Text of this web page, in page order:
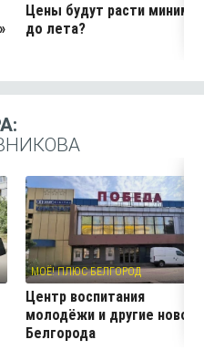
Цены будут расти
до лета?
МОЁ! ПЛЮС БЕЛГОРОД
Центр воспитания
молодёжи и другие
Белгорода